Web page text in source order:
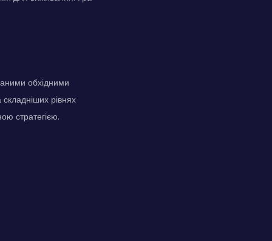
обхідними
рівнях
стратегією.